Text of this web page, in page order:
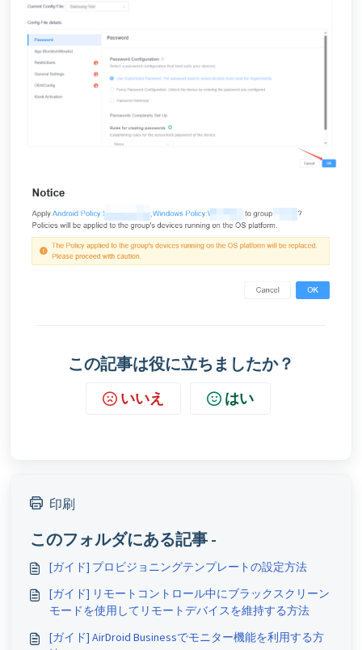
この記事は役に立ちましたか？
いいえ はい
印刷
このフォルダにある記事 -
[ガイド] プロビジョニングテンプレートの設定方法
[ガイド] リモートコントロール中にブラックスクリーン
モードを使用してリモートデバイスを維持する方法
[ガイド] AirDroid Businessでモニター機能を利用する方